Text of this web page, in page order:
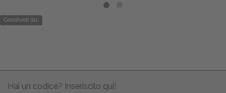
Condividi su:
Hai un codice? Inseriscilo qui!